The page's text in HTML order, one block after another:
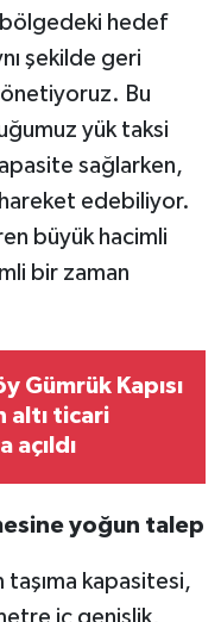
bölgedeki hedef
şekilde geri
Bu
yük taksi
sağlarken,
hareket edebiliyor.
büyük hacimli
bir zaman
Gümrük Kapısı
altı ticari
açıldı
yoğun talep
kapasitesi,
iç genişlik,